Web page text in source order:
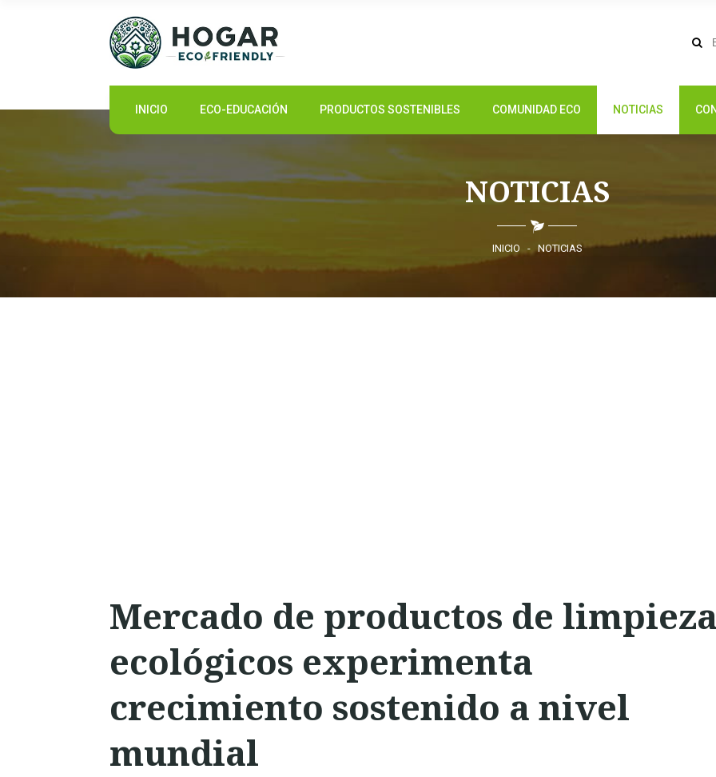
INICIO ECO-EDUCACIÓN PRODUCTOS SOSTENIBLES COMUNIDAD ECO NOTICIAS
COMUNIDAD ECO NOTICIAS
INICIO - NOTICIAS
Mercado de productos de limpieza
ecológicos experimenta
crecimiento sostenido a nivel
mundial